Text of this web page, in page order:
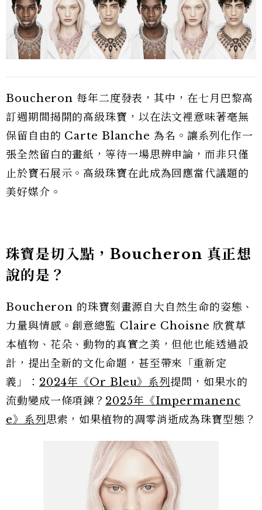
Boucheron 每年二度發表，其中，在七月巴黎高
訂週期間揭開的高級珠寶，以在法文裡意味著毫無
保留自由的 Carte Blanche 為名。讓系列化作一
張全然留白的畫紙，等待一場思辨申論，而非只僅
止於寶石展示。高級珠寶在此成為回應當代議題的
美好媒介。
珠寶是切入點，Boucheron 真正想
說的是？
Boucheron 的珠寶刻畫源自大自然生命的姿態、
力量與情感。創意總監 Claire Choisne 欣賞草
本植物、花朵、動物的真實之美，但他也能透過設
計，提出全新的文化命題，甚至帶來「重新定
義」： 2024年《Or Bleu》系列提問，如果水的
流動變成一條項鍊？ 2025年《Impermanenc
e》系列思索，如果植物的凋零消逝成為珠寶型態？